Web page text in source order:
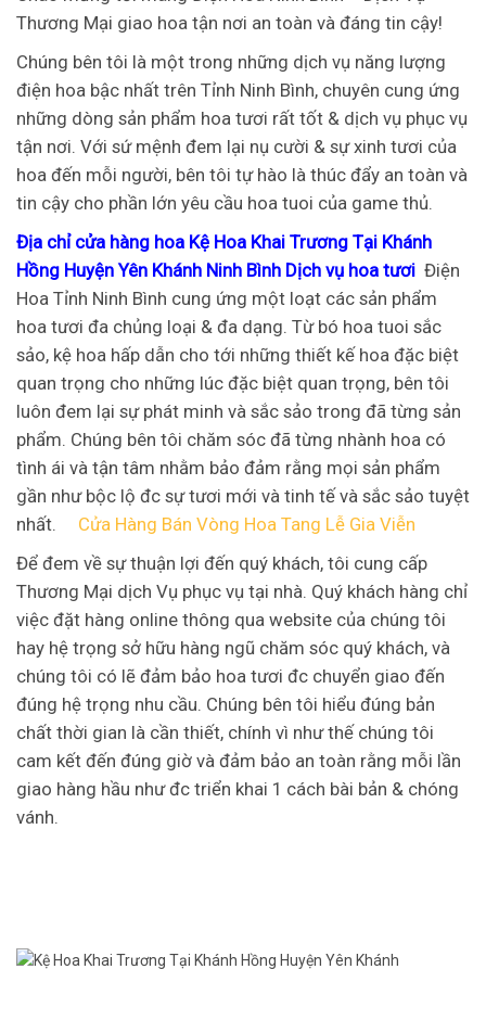
Thương Mại giao hoa tận nơi an toàn và đáng tin cậy!
Chúng bên tôi là một trong những dịch vụ năng lượng
điện hoa bậc nhất trên Tỉnh Ninh Bình, chuyên cung ứng
những dòng sản phẩm hoa tươi rất tốt & dịch vụ phục vụ
tận nơi. Với sứ mệnh đem lại nụ cười & sự xinh tươi của
hoa đến mỗi người, bên tôi tự hào là thúc đẩy an toàn và
tin cậy cho phần lớn yêu cầu hoa tuoi của game thủ.
Địa chỉ cửa hàng hoa Kệ Hoa Khai Trương Tại Khánh
Hồng Huyện Yên Khánh Ninh Bình Dịch vụ hoa tươi Điện
Hoa Tỉnh Ninh Bình cung ứng một loạt các sản phẩm
hoa tươi đa chủng loại & đa dạng. Từ bó hoa tuoi sắc
sảo, kệ hoa hấp dẫn cho tới những thiết kế hoa đặc biệt
quan trọng cho những lúc đặc biệt quan trọng, bên tôi
luôn đem lại sự phát minh và sắc sảo trong đã từng sản
phẩm. Chúng bên tôi chăm sóc đã từng nhành hoa có
tình ái và tận tâm nhằm bảo đảm rằng mọi sản phẩm
gần như bộc lộ đc sự tươi mới và tinh tế và sắc sảo tuyệt
nhất. Cửa Hàng Bán Vòng Hoa Tang Lễ Gia Viễn
Để đem về sự thuận lợi đến quý khách, tôi cung cấp
Thương Mại dịch Vụ phục vụ tại nhà. Quý khách hàng chỉ
việc đặt hàng online thông qua website của chúng tôi
hay hệ trọng sở hữu hàng ngũ chăm sóc quý khách, và
chúng tôi có lẽ đảm bảo hoa tươi đc chuyển giao đến
đúng hệ trọng nhu cầu. Chúng bên tôi hiểu đúng bản
chất thời gian là cần thiết, chính vì như thế chúng tôi
cam kết đến đúng giờ và đảm bảo an toàn rằng mỗi lần
giao hàng hầu như đc triển khai 1 cách bài bản & chóng
vánh.